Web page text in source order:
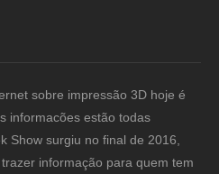
sobre impressão 3D hoje é
informacões estão todas
Show surgiu no final de 2016,
informação para quem tem